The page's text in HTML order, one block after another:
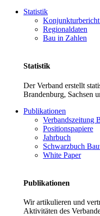
Statistik
Regionaldaten
Bau in Zahlen
Statistik
Der Verband erstellt
Brandenburg, Sachsen
Publikationen
Verbandszeitung
Positionspapiere
Jahrbuch
Schwarzbuch
White Paper
Publikationen
Wir artikulieren und
Aktivitäten des